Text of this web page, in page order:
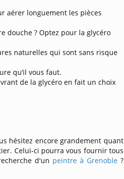
aérer longuement les pièces
douche ? Optez pour la glycéro
naturelles qui sont sans risque
qu’il vous faut.
de la glycéro en fait un choix
hésitez encore grandement quant
Celui-ci pourra vous fournir tous
d'un peintre à Grenoble ?